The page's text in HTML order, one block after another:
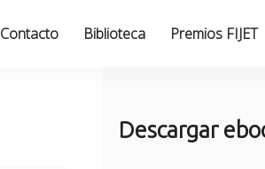
Contacto Biblioteca Premios FIJET
Descargar